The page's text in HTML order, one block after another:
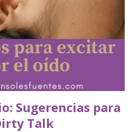
Sugerencias para
Talk